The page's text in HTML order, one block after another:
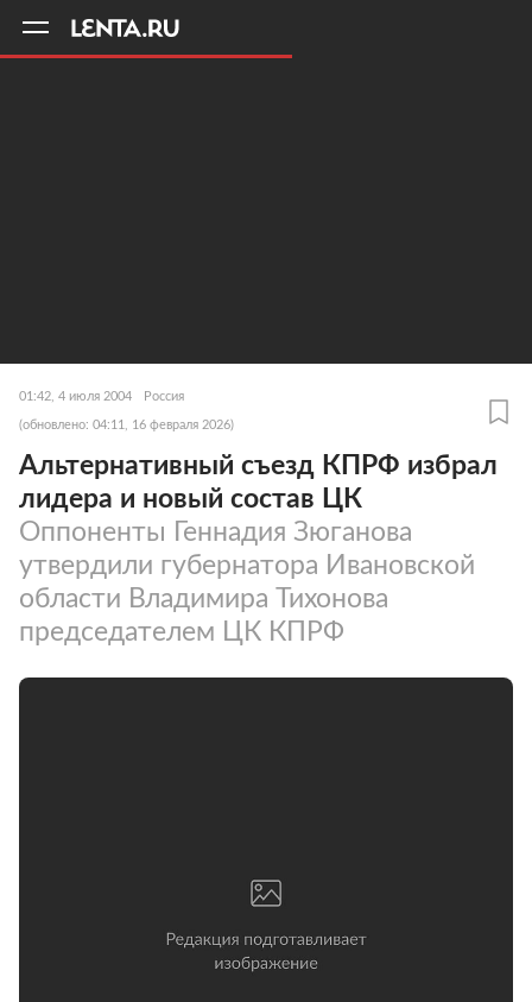
01:42, 4 июля 2004 Россия
(обновлено: 04:11, 16 февраля 2026)
Альтернативный съезд КПРФ избрал
лидера и новый состав ЦК
Оппоненты Геннадия Зюганова
утвердили губернатора Ивановской
области Владимира Тихонова
председателем ЦК КПРФ